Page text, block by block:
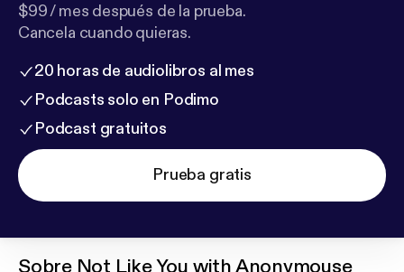
$99 / mes después de la prueba.
Cancela cuando quieras.
20 horas de audiolibros al mes
Podcasts solo en Podimo
Podcast gratuitos
Prueba gratis
Sobre Not Like You with Anonymouse